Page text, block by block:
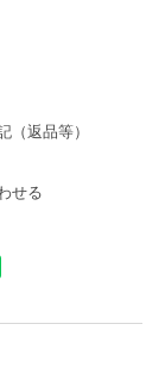
（返品等）
せる